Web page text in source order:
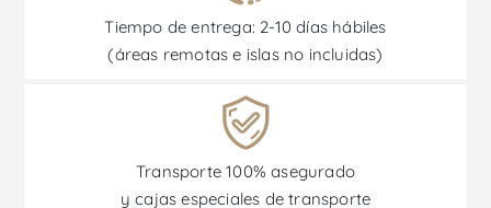
Tiempo de entrega: 2-10 días hábiles
(áreas remotas e islas no incluidas)
Transporte 100% asegurado
y cajas especiales de transporte